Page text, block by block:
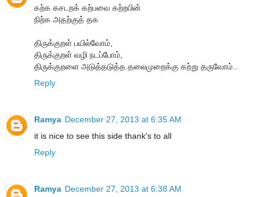
கற்க கசடறக் கற்பவை கற்றபின்
நிற்க அதற்குத் தக
திருக்குறள் பயில்வோம்,
திருக்குறள் வழி நடப்போம்,
திருக்குறளை அடுத்தடுத்த தலைமுறைக்கு கற்று தருவோம்..
Reply
Ramya December 27, 2013 at 6:35 AM
it is nice to see this side thank's to all
Reply
Ramya December 27, 2013 at 6:38 AM